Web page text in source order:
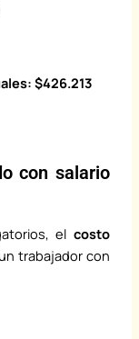
$426.213
con salario
el costo
trabajador con